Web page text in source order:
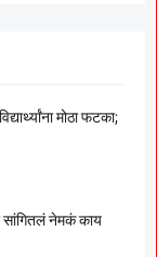
मोठा फटका;
सांगितलं नेमकं काय